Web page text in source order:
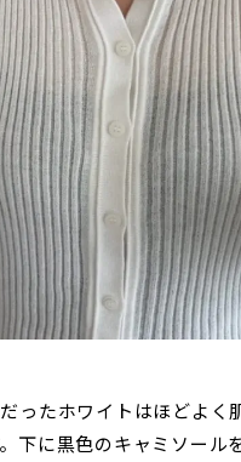
だったホワイトはほどよく
下に黒色のキャミソール